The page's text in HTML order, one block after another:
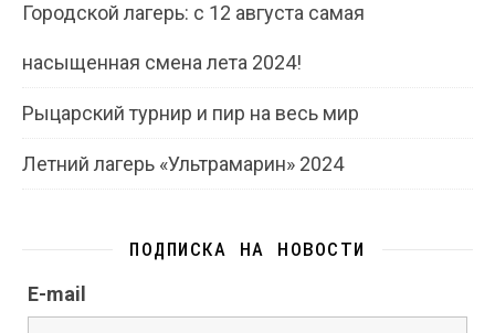
Городской лагерь: с 12 августа самая
насыщенная смена лета 2024!
Рыцарский турнир и пир на весь мир
Летний лагерь «Ультрамарин» 2024
ПОДПИСКА НА НОВОСТИ
E-mail